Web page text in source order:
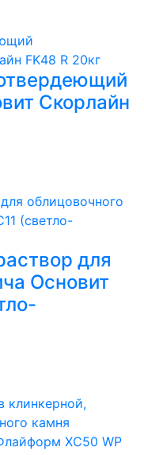
Скорлайн
для
Основит